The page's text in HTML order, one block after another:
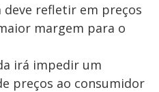
deve refletir em preços
margem para o
irá impedir um
preços ao consumidor